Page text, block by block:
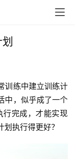
训练中建立训练计
中，似乎成了一个
行完成，才能实现
执行得更好？